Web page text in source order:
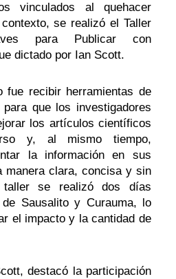
vinculados al quehacer
se realizó el Taller
para Publicar con
dictado por Ian Scott.
fue recibir herramientas de
que los investigadores
los artículos científicos
y, al mismo tiempo,
la información en sus
manera clara, concisa y sin
se realizó dos días
Sausalito y Curauma, lo
el impacto y la cantidad de
destacó la participación